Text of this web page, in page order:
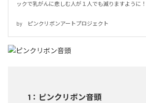
ックで乳がんに悲しむ人が１人でも減りますように！
by　ピンクリボンアートプロジェクト
1 ： ピンクリボン音頭